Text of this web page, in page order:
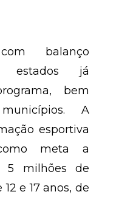
balanço
estados já
bem
A
esportiva
meta a
5 milhões de
e 17 anos, de